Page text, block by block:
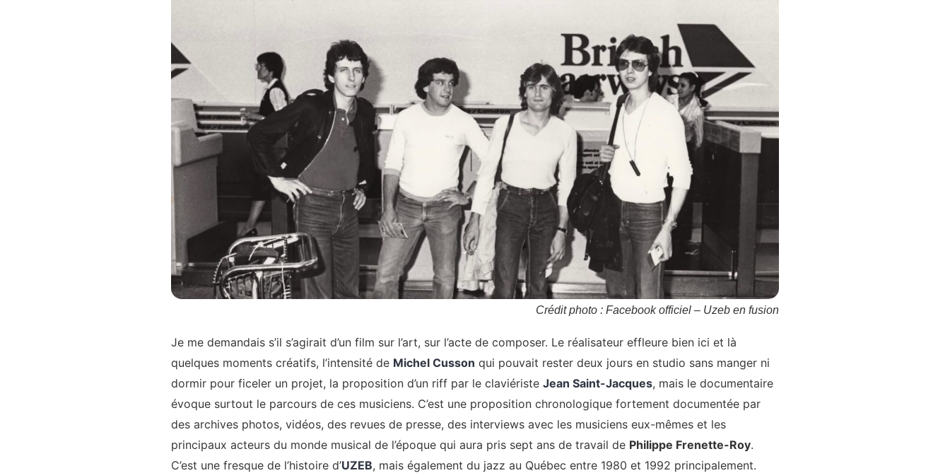
Crédit photo : Facebook officiel – Uzeb en fusion
Je me demandais s’il s’agirait d’un film sur l’art, sur l’acte de composer. Le réalisateur effleure bien ici et là
quelques moments créatifs, l’intensité de Michel Cusson qui pouvait rester deux jours en studio sans manger ni
dormir pour ficeler un projet, la proposition d’un riff par le claviériste Jean Saint-Jacques, mais le documentaire
évoque surtout le parcours de ces musiciens. C’est une proposition chronologique fortement documentée par
des archives photos, vidéos, des revues de presse, des interviews avec les musiciens eux-mêmes et les
principaux acteurs du monde musical de l’époque qui aura pris sept ans de travail de Philippe Frenette-Roy.
C’est une fresque de l’histoire d’UZEB, mais également du jazz au Québec entre 1980 et 1992 principalement.